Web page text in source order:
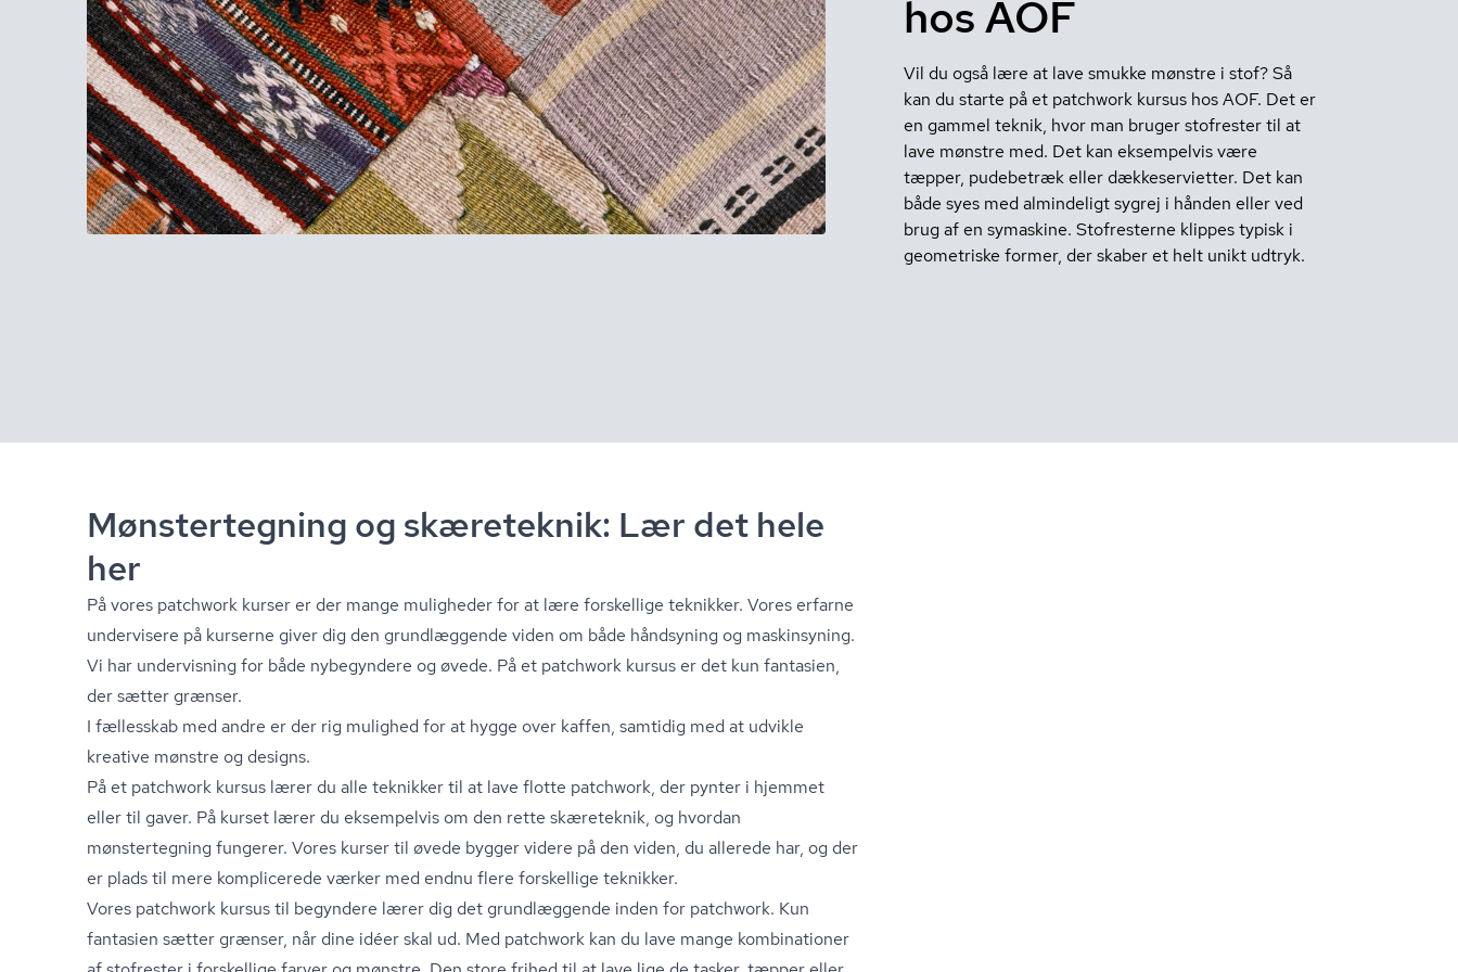
hos AOF
Vil du også lære at lave smukke mønstre i stof? Så
kan du starte på et patchwork kursus hos AOF. Det er
en gammel teknik, hvor man bruger stofrester til at
lave mønstre med. Det kan eksempelvis være
tæpper, pudebetræk eller dækkeservietter. Det kan
både syes med almindeligt sygrej i hånden eller ved
brug af en symaskine. Stofresterne klippes typisk i
geometriske former, der skaber et helt unikt udtryk.
Mønstertegning og skæreteknik: Lær det hele
her
På vores patchwork kurser er der mange muligheder for at lære forskellige teknikker. Vores erfarne
undervisere på kurserne giver dig den grundlæggende viden om både håndsyning og maskinsyning.
Vi har undervisning for både nybegyndere og øvede. På et patchwork kursus er det kun fantasien,
der sætter grænser.
I fællesskab med andre er der rig mulighed for at hygge over kaffen, samtidig med at udvikle
kreative mønstre og designs.
På et patchwork kursus lærer du alle teknikker til at lave flotte patchwork, der pynter i hjemmet
eller til gaver. På kurset lærer du eksempelvis om den rette skæreteknik, og hvordan
mønstertegning fungerer. Vores kurser til øvede bygger videre på den viden, du allerede har, og der
er plads til mere komplicerede værker med endnu flere forskellige teknikker.
Vores patchwork kursus til begyndere lærer dig det grundlæggende inden for patchwork. Kun
fantasien sætter grænser, når dine idéer skal ud. Med patchwork kan du lave mange kombinationer